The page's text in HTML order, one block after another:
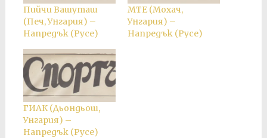
Пийчи Вашуташ
(Печ, Унгария) –
Напредък (Русе)
МТЕ (Мохач,
Унгария) –
Напредък (Русе)
ГИАК (Дьондьош,
Унгария) –
Напредък (Русе)